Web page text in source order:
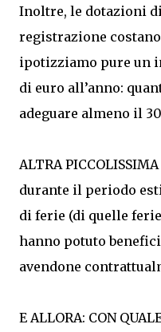
Inoltre, le dotazioni
registrazione
ipotizziamo pure un
di euro all’anno:
adeguare almeno il
ALTRA PICCOLISSIMA
durante il periodo
di ferie (di quelle
hanno potuto
avendone
E ALLORA: CON